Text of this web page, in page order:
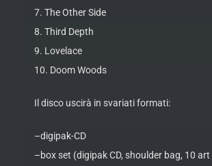
7. The Other Side
8. Third Depth
9. Lovelace
10. Doom Woods
Il disco uscirà in svariati formati:
–digipak-CD
–box set (digipak CD, shoulder bag, 10